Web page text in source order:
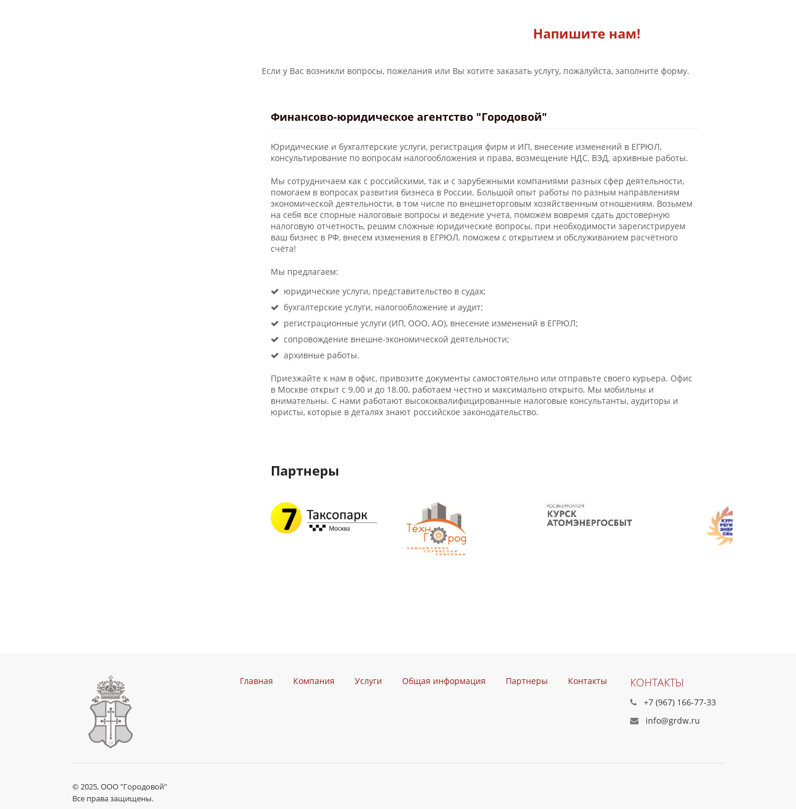
Напишите нам!
Если у Вас возникли вопросы, пожелания или Вы хотите заказать услугу, пожалуйста, заполните форму.
Финансово-юридическое агентство "Городовой"
Юридические и бухгалтерские услуги, регистрация фирм и ИП, внесение изменений в ЕГРЮЛ,
консультирование по вопросам налогообложения и права, возмещение НДС, ВЭД, архивные работы.
Мы сотрудничаем как с российскими, так и с зарубежными компаниями разных сфер деятельности,
помогаем в вопросах развития бизнеса в России. Большой опыт работы по разным направлениям
экономической деятельности, в том числе по внешнеторговым хозяйственным отношениям. Возьмем
на себя все спорные налоговые вопросы и ведение учета, поможем вовремя сдать достоверную
налоговую отчетность, решим сложные юридические вопросы, при необходимости зарегистрируем
ваш бизнес в РФ, внесем изменения в ЕГРЮЛ, поможем с открытием и обслуживанием расчётного
счёта!
Мы предлагаем:
юридические услуги, представительство в судах;
бухгалтерские услуги, налогообложение и аудит;
регистрационные услуги (ИП, ООО, АО), внесение изменений в ЕГРЮЛ;
сопровождение внешне-экономической деятельности;
архивные работы.
Приезжайте к нам в офис, привозите документы самостоятельно или отправьте своего курьера. Офис
в Москве открыт с 9.00 и до 18.00, работаем честно и максимально открыто. Мы мобильны и
внимательны. С нами работают высококвалифицированные налоговые консультанты, аудиторы и
юристы, которые в деталях знают российское законодательство.
Партнеры
Главная Компания Услуги Общая информация Партнеры Контакты КОНТАКТЫ
+7 (967) 166-77-33
info@grdw.ru
© 2025, ООО "Городовой"
Все права защищены.